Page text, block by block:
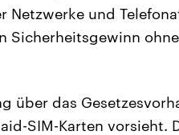
Netzwerke und
Sicherheitsgewinn
über das
SIM-Karten vorsieht.